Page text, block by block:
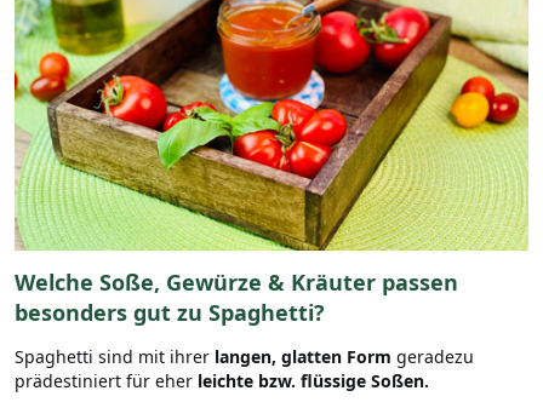
Welche Soße, Gewürze & Kräuter passen
besonders gut zu Spaghetti?
Spaghetti sind mit ihrer langen, glatten Form geradezu
prädestiniert für eher leichte bzw. flüssige Soßen.